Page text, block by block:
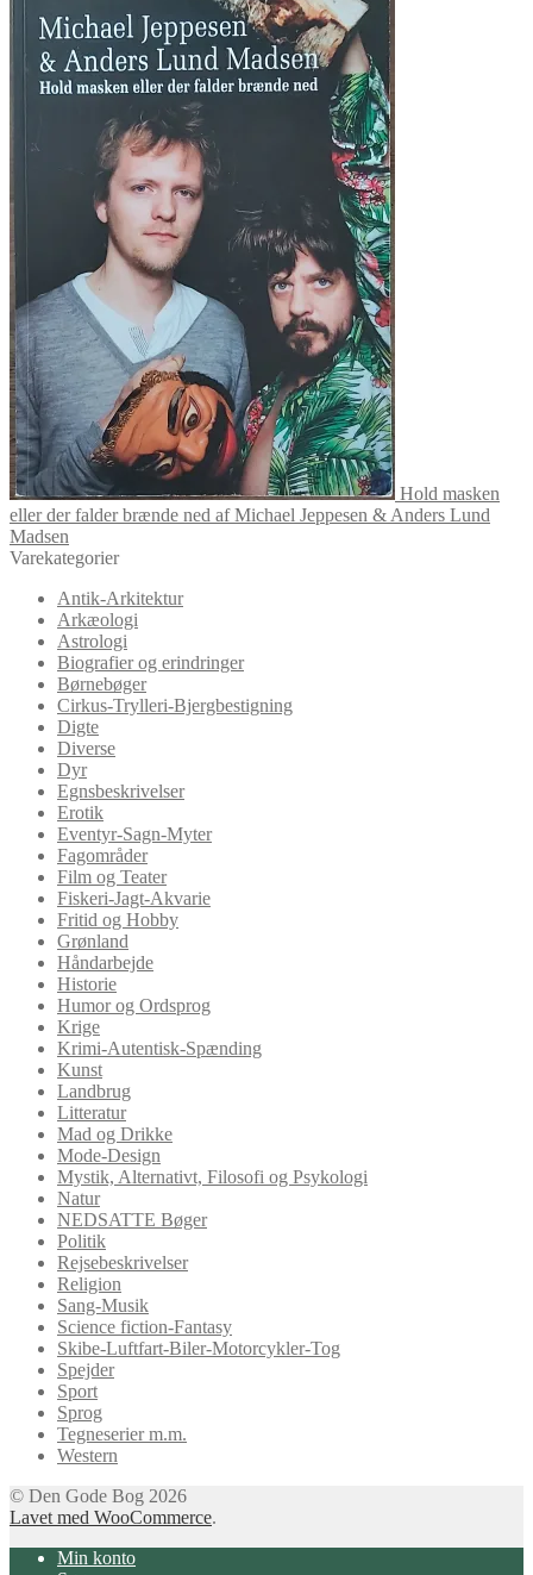
Hold masken
eller der falder brænde ned af Michael Jeppesen & Anders Lund
Madsen
Varekategorier
Antik-Arkitektur
Arkæologi
Astrologi
Biografier og erindringer
Børnebøger
Cirkus-Trylleri-Bjergbestigning
Digte
Diverse
Dyr
Egnsbeskrivelser
Erotik
Eventyr-Sagn-Myter
Fagområder
Film og Teater
Fiskeri-Jagt-Akvarie
Fritid og Hobby
Grønland
Håndarbejde
Historie
Humor og Ordsprog
Krige
Krimi-Autentisk-Spænding
Kunst
Landbrug
Litteratur
Mad og Drikke
Mode-Design
Mystik, Alternativt, Filosofi og Psykologi
Natur
NEDSATTE Bøger
Politik
Rejsebeskrivelser
Religion
Sang-Musik
Science fiction-Fantasy
Skibe-Luftfart-Biler-Motorcykler-Tog
Spejder
Sport
Sprog
Tegneserier m.m.
Western
© Den Gode Bog 2026
Lavet med WooCommerce.
Min konto